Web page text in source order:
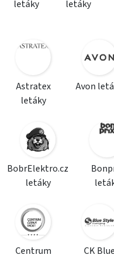
letáky
letáky
Astratex
letáky
Avon
BobrElektro.cz
letáky
Centrum
CK Blue